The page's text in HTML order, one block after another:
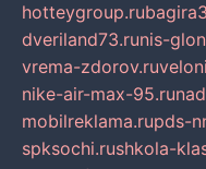
hotteygroup.ru
dveriland73.runis-
vrema-zdorov.ru
nike-air-max-95.ru
mobilreklama.rupds-
spksochi.rushkola-